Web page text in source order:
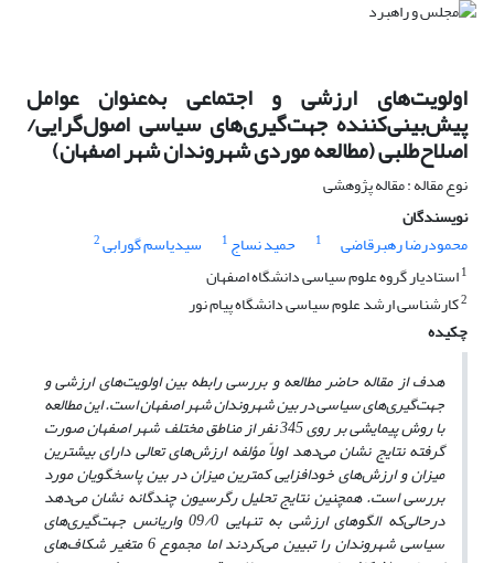
اولویت‌های ارزشی و اجتماعی به‌عنوان عوامل
پیش‌بینی‌کننده جهت‌گیری‌های سیاسی اصول‌گرایی/
اصلاح‌طلبی (مطالعه موردی شهروندان شهر اصفهان)
نوع مقاله : مقاله پژوهشی
نویسندگان
محمودرضا رهبرقاضی
1 حمید نساج 1 سیدیاسم گورابی2
1استادیار گروه علوم سیاسی دانشگاه اصفهان
2کارشناسی ارشد علوم سیاسی دانشگاه پیام نور
چکیده
هدف از مقاله حاضر مطالعه و بررسی رابطه بین اولویت‌های ارزشی و
جهت‌گیری‌های سیاسی در بین شهروندان شهر اصفهان است. این مطالعه
با روش پیمایشی بر روی 345 نفر از مناطق مختلف شهر اصفهان صورت
گرفته نتایج نشان می‌دهد اولاً مؤلفه ارزش‌های تعالی دارای بیشترین
میزان و ارزش‌های خودافزایی کمترین میزان در بین پاسخگویان مورد
بررسی است. همچنین نتایج تحلیل رگرسیون چند‌گانه نشان می‌دهد
درحالی‌که الگوهای ارزشی به تنهایی 09/0 واریانس جهت‌گیری‌های
سیاسی شهروندان را تبیین می‌کردند اما مجموع 6 متغیر شکاف‌های